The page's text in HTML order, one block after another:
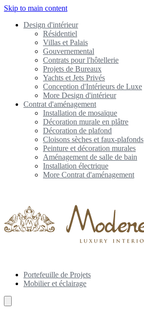
Skip to main content
Design d'intérieur
Résidentiel
Villas et Palais
Gouvernemental
Contrats pour l'hôtellerie
Projets de Bureaux
Yachts et Jets Privés
Conception d'Intérieurs de Luxe
More Design d'intérieur
Contrat d'aménagement
Installation de mosaïque
Décoration murale en plâtre
Décoration de plafond
Cloisons sèches et faux-plafonds
Peinture et décoration murales
Aménagement de salle de bain
Installation électrique
More Contrat d'aménagement
Portefeuille de Projets
Mobilier et éclairage